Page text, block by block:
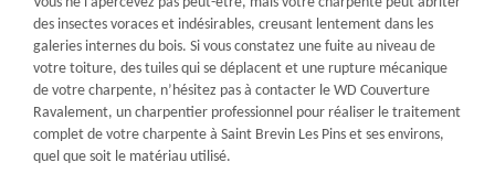
des insectes voraces et indésirables, creusant lentement dans les
galeries internes du bois. Si vous constatez une fuite au niveau de
votre toiture, des tuiles qui se déplacent et une rupture mécanique
de votre charpente, n’hésitez pas à contacter le WD Couverture
Ravalement, un charpentier professionnel pour réaliser le traitement
complet de votre charpente à Saint Brevin Les Pins et ses environs,
quel que soit le matériau utilisé.